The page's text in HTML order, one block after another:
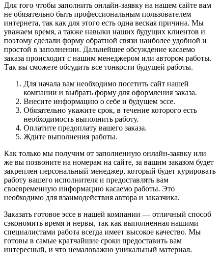
Для того чтобы заполнить онлайн-заявку на нашем сайте вам
не обязательно быть профессиональным пользователем
интернета, так как для этого есть одна веская причина. Мы
уважаем время, а также навыки наших будущих клиентов и
поэтому сделали форму обратной связи наиболее удобной и
простой в заполнении. Дальнейшее обсуждение касаемо
заказа происходит с нашим менеджером или автором работы.
Так вы сможете обсудить все тонкости будущей работы.
Для начала вам необходимо посетить сайт нашей
компании и выбрать форму для оформления заказа.
Внесите информацию о себе и будущем эссе.
Обязательно укажите срок, в течение которого есть
необходимость выполнить работу.
Оплатите предоплату вашего заказа.
Ждите выполнения работы.
Как только мы получим от заполненную онлайн-заявку или
же вы позвоните на номерам на сайте, за вашим заказом будет
закреплен персональный менеджер, который будет курировать
работу вашего исполнителя и предоставлять вам
своевременную информацию касаемо работы. Это
необходимо для взаимодействия автора и заказчика.
Заказать готовое эссе в нашей компании — отличный способ
сэкономить время и нервы, так как выполненная нашими
специалистами работа всегда имеет высокое качество. Мы
готовы в самые кратчайшие сроки предоставить вам
интересный, и что немаловажно уникальный материал.